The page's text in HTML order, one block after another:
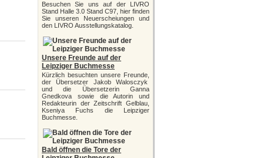
Besuchen Sie uns auf der LIVRO
Stand Halle 3.0 Stand C97, hier finden
Sie unseren Neuerscheiungen und
den LIVRO Ausstellungskatalog.
Unsere Freunde auf der
Leipziger Buchmesse
Kürzlich besuchten unsere Freunde,
der Übersetzer Jakob Walosczyk
und die Übersetzerin Ganna
Gnedkova sowie die Autorin und
Redakteurin der Zeitschrift Gelblau,
Kseniya Fuchs die Leipziger
Buchmesse.
Bald öffnen die Tore der